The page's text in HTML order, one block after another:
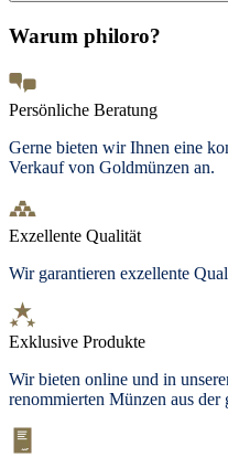
Warum philoro?
Persönliche Beratung
Gerne bieten wir Ihnen eine
Verkauf von Goldmünzen an.
Exzellente Qualität
Wir garantieren exzellente
Exklusive Produkte
Wir bieten online und in
renommierten Münzen aus der